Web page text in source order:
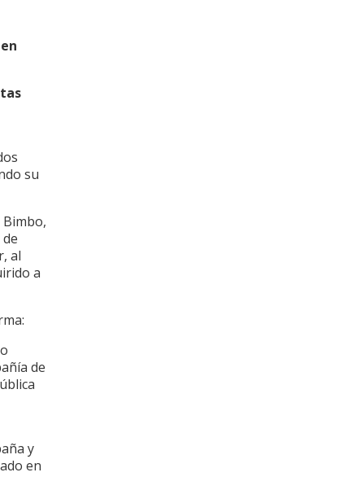
su
al
a
de
y
en